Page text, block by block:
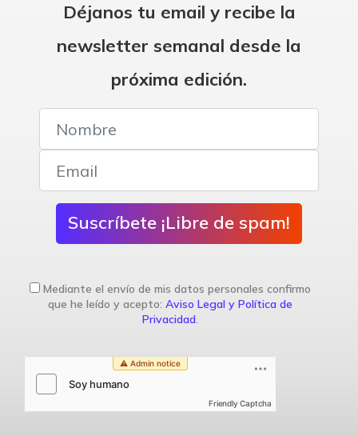
Déjanos tu email y recibe la
newsletter semanal desde la
próxima edición.
Suscríbete ¡Libre de spam!
Mediante el envío de mis datos personales confirmo
que he leído y acepto: Aviso Legal y Política de
Privacidad.
Friendly Captcha